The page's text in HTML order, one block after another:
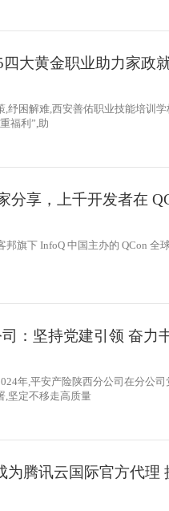
大黄金职业助力家政
,纾困解难,西安善佑职业技能培训
福利”,助
分享，上千开发者在
邦旗下 InfoQ 中国主办的 QCon
：坚持党建引领 奋力
年,平安产险陕西分公司在分公
,坚定不移走高质量
为腾讯云国际官方代理